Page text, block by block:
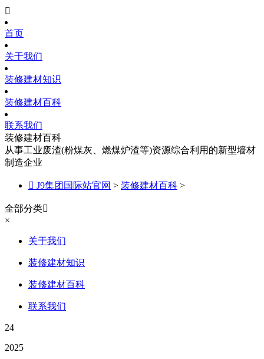

首页
关于我们
装修建材知识
装修建材百科
联系我们
装修建材百科
从事工业废渣(粉煤灰、燃煤炉渣等)资源综合利用的新型墙材
制造企业
 J9集团国际站官网 > 装修建材百科 >
全部分类
×
关于我们
装修建材知识
装修建材百科
联系我们
24
2025